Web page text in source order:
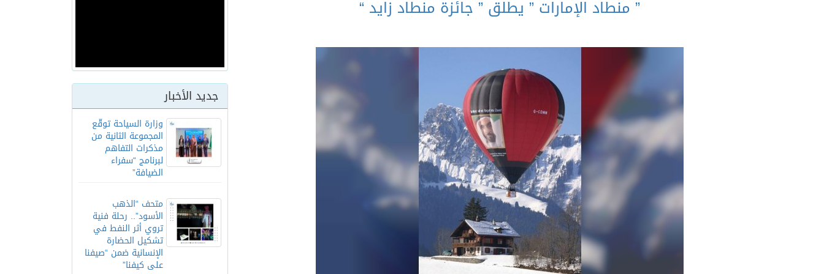
جديد الأخبار
وزارة السياحة توقّع
المجموعة الثانية من
مذكرات التفاهم
لبرنامج “سفراء
الضيافة”
متحف “الذهب
الأسود”.. رحلة فنية
تروي أثر النفط في
تشكيل الحضارة
الإنسانية ضمن “صيفنا
على كيفنا”
” منطاد الإمارات ” يطلق ” جائزة منطاد زايد “